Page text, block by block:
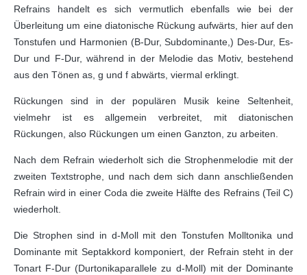
Refrains handelt es sich vermutlich ebenfalls wie bei der
Überleitung um eine diatonische Rückung aufwärts, hier auf den
Tonstufen und Harmonien (B-Dur, Subdominante,) Des-Dur, Es-
Dur und F-Dur, während in der Melodie das Motiv, bestehend
aus den Tönen as, g und f abwärts, viermal erklingt.
Rückungen sind in der populären Musik keine Seltenheit,
vielmehr ist es allgemein verbreitet, mit diatonischen
Rückungen, also Rückungen um einen Ganzton, zu arbeiten.
Nach dem Refrain wiederholt sich die Strophenmelodie mit der
zweiten Textstrophe, und nach dem sich dann anschließenden
Refrain wird in einer Coda die zweite Hälfte des Refrains (Teil C)
wiederholt.
Die Strophen sind in d-Moll mit den Tonstufen Molltonika und
Dominante mit Septakkord komponiert, der Refrain steht in der
Tonart F-Dur (Durtonikaparallele zu d-Moll) mit der Dominante